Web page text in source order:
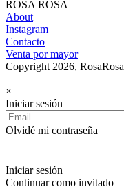
ROSA ROSA
About
Instagram
Contacto
Venta por mayor
Copyright 2026, RosaRosa
×
Iniciar sesión
Olvidé mi contraseña
Iniciar sesión
Continuar como invitado